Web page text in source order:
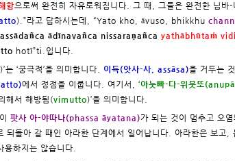
함으로써 완전히 자유로워집니다. 그 때, 그들은 완전한 닙바
).”라고 답하시는데, “Yato kho, āvuso, bhikkhu
ādīnavañca nissaraṇañca yathābhūtaṁ
hotī”ti.입니다.
‘궁극적’을 의미합니다. 이득(앗사-사, assāsa)을 거두는
에서 정점을 이룹니다. 여기서, ‘아눗빠-다-위뭇또
해서 해방됨(vimutto)’을 의미합니다.
팟사 아-야따나(phassa āyatana)가 되는 것이 멈추고 오
되돌아 갈 때인 아라한 단계에서 일어납니다. 아라한은 보고
용하지는 않습니다.